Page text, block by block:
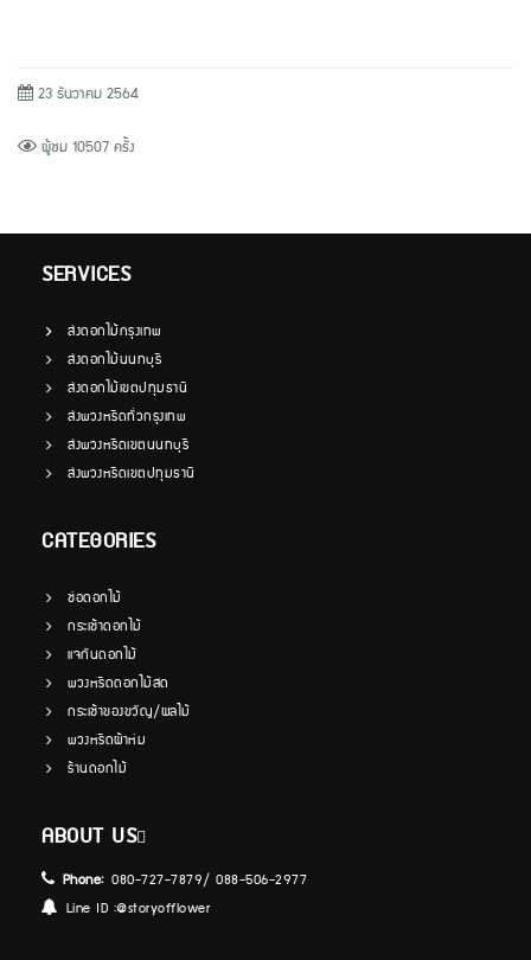
23 ธันวาคม 2564
ผู้ชม 10507 ครั้ง
SERVICES
ส่งดอกไม้กรุงเทพ
ส่งดอกไม้นนทบุรี
ส่งดอกไม้เขตปทุมธานี
ส่งพวงหรีดทั่วกรุงเทพ
ส่งพวงหรีดเขตนนทบุรี
ส่งพวงหรีดเขตปทุมธานี
CATEGORIES
ช่อดอกไม้
กระเช้าดอกไม้
แจกันดอกไม้
พวงหรีดดอกไม้สด
กระเช้าของขวัญ/ผลไม้
พวงหรีดผ้าห่ม
ร้านดอกไม้
ABOUT US
Phone:080-727-7879/ 088-506-2977
Line ID :@storyofflower